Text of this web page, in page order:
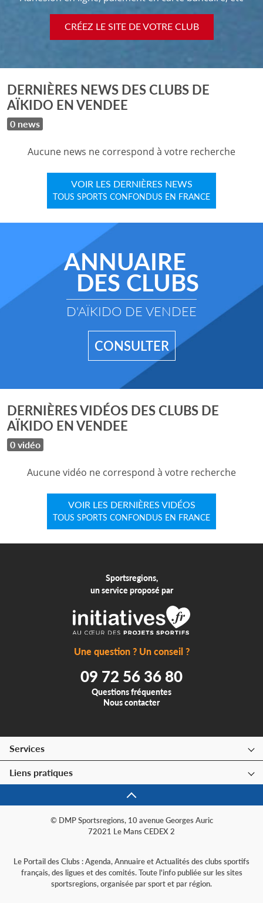
CRÉEZ LE SITE DE VOTRE CLUB
DERNIÈRES NEWS DES CLUBS DE
AÏKIDO EN VENDEE
0 news
Aucune news ne correspond à votre recherche
VOIR LES DERNIÈRES NEWS
TOUS SPORTS CONFONDUS EN FRANCE
ANNUAIRE
DES CLUBS
D'AÏKIDO DE VENDEE
CONSULTER
DERNIÈRES VIDÉOS DES CLUBS DE
AÏKIDO EN VENDEE
0 vidéo
Aucune vidéo ne correspond à votre recherche
VOIR LES DERNIÈRES VIDÉOS
TOUS SPORTS CONFONDUS EN FRANCE
Sportsregions,
un service proposé par
Une question ? Un conseil ?
09 72 56 36 80
Questions fréquentes
Nous contacter
Services
Liens pratiques
© DMP Sportsregions, 10 avenue Georges Auric
72021 Le Mans CEDEX 2
Le Portail des Clubs : Agenda, Annuaire et Actualités des clubs sportifs
français, des ligues et des comités. Toute l'info publiée sur les sites
sportsregions, organisée par sport et par région.